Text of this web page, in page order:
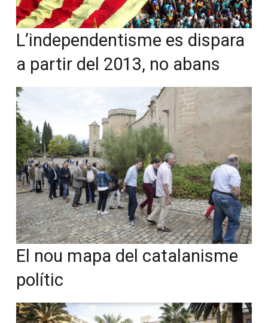
L’independentisme es dispara
a partir del 2013, no abans
El nou mapa del catalanisme
polític